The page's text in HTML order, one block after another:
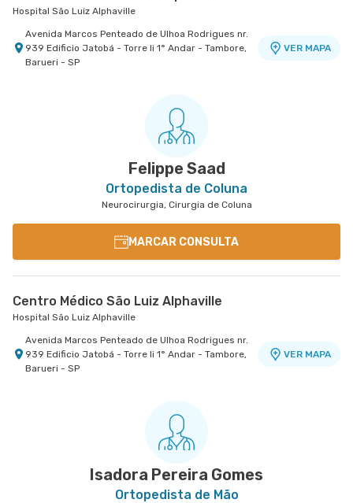
Hospital São Luiz Alphaville
Avenida Marcos Penteado de Ulhoa Rodrigues nr.
939 Edificio Jatobá - Torre Ii 1° Andar - Tambore,
Barueri - SP
VER MAPA
Avenida Alvaro Guimaraes nr. 3033 - Assuncao,
Felippe Saad
Ortopedista de Coluna
Neurocirurgia, Cirurgia de Coluna
MARCAR CONSULTA
Centro Médico São Luiz Alphaville
Hospital São Luiz Alphaville
Avenida Marcos Penteado de Ulhoa Rodrigues nr.
939 Edificio Jatobá - Torre Ii 1° Andar - Tambore,
Barueri - SP
VER MAPA
Isadora Pereira Gomes
Ortopedista de Mão